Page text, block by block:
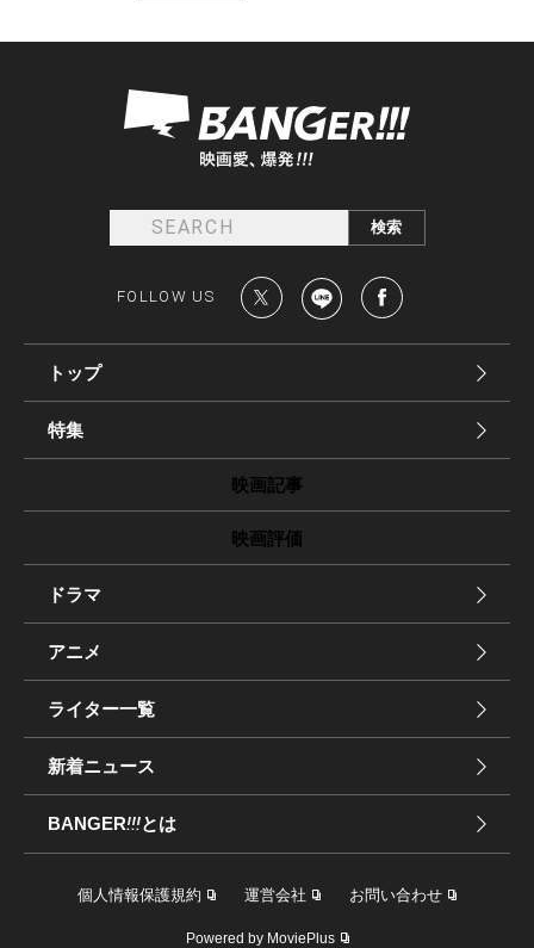
FOLLOW US
トップ
特集
映画記事
映画評価
ドラマ
アニメ
ライター一覧
新着ニュース
BANGER!!!とは
個人情報保護規約 運営会社 お問い合わせ
Powered by MoviePlus